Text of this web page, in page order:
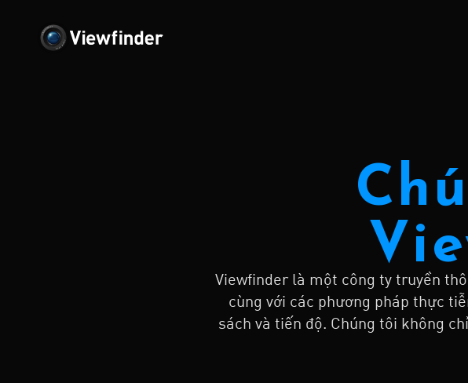
Viewfinder là một công ty truyền
cùng với các phương pháp thực
sách và tiến độ. Chúng tôi không